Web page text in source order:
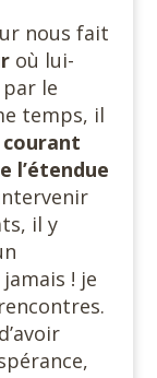
nous fait
où lui-
le
temps, il
courant
l’étendue
il y
! je